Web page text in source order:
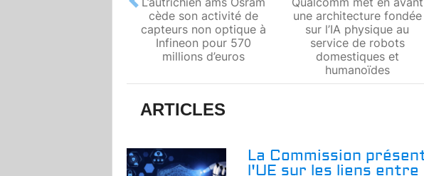
cède son activité de
capteurs non optique à
Infineon pour 570
millions d’euros
une architecture fondée
sur l’IA physique au
service de robots
domestiques et
humanoïdes
Previous
ARTICLES
La Commission
l'UE sur les liens